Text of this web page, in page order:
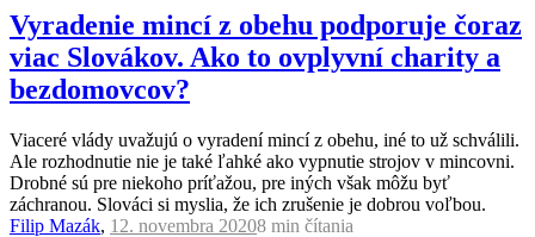
Vyradenie mincí z obehu podporuje čoraz
viac Slovákov. Ako to ovplyvní charity a
bezdomovcov?
Viaceré vlády uvažujú o vyradení mincí z obehu, iné to už schválili.
Ale rozhodnutie nie je také ľahké ako vypnutie strojov v mincovni.
Drobné sú pre niekoho príťažou, pre iných však môžu byť
záchranou. Slováci si myslia, že ich zrušenie je dobrou voľbou.
Filip Mazák, 12. novembra 20208 min čítania